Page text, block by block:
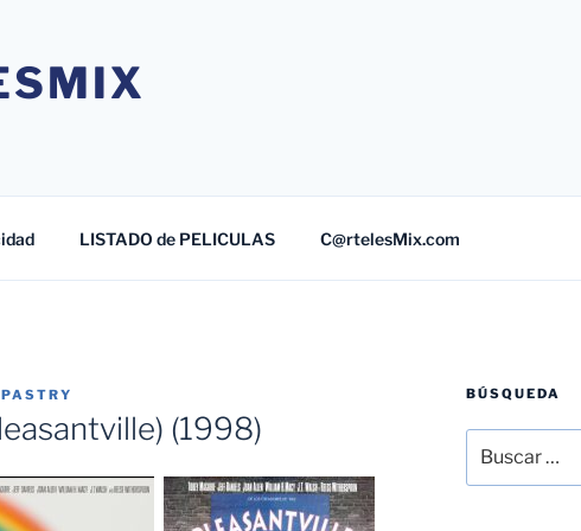
LISTADO de PELICULAS C@rtelesMix.com
(1998)
BÚSQUEDA
por: